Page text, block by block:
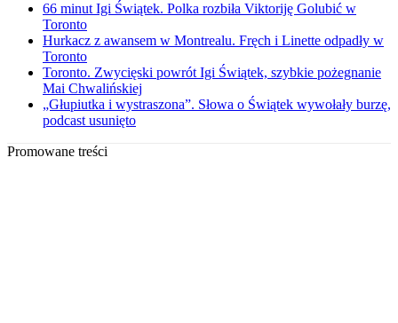
66 minut Igi Świątek. Polka rozbiła Viktoriję Golubić w
Toronto
Hurkacz z awansem w Montrealu. Fręch i Linette odpadły w
Toronto
Toronto. Zwycięski powrót Igi Świątek, szybkie pożegnanie
Mai Chwalińskiej
„Głupiutka i wystraszona”. Słowa o Świątek wywołały burzę,
podcast usunięto
Promowane treści